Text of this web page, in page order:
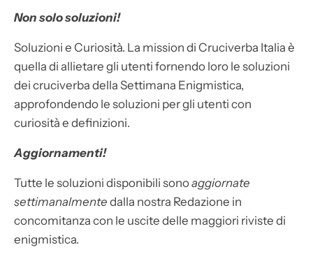
Non solo soluzioni!
Soluzioni e Curiosità. La mission di Cruciverba Italia è
quella di allietare gli utenti fornendo loro le soluzioni
dei cruciverba della Settimana Enigmistica,
approfondendo le soluzioni per gli utenti con
curiosità e definizioni.
Aggiornamenti!
Tutte le soluzioni disponibili sonoaggiornate
settimanalmente dalla nostra Redazione in
concomitanza con le uscite delle maggiori riviste di
enigmistica.